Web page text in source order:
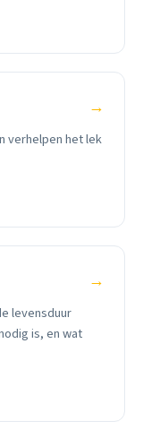
→
verhelpen het lek
→
levensduur
is, en wat